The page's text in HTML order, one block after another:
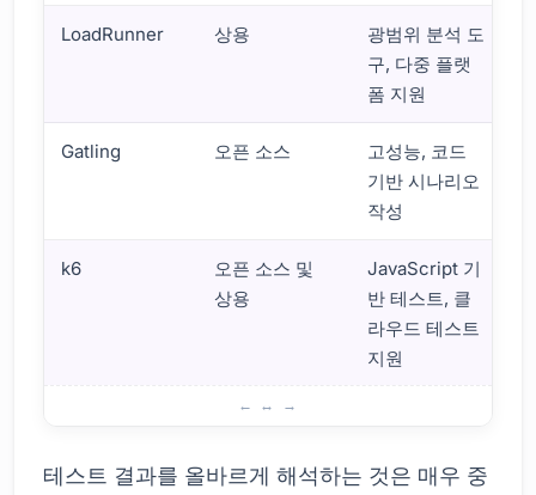
LoadRunner 상용
광범위 분석 도
구, 다중 플랫
폼 지원
Gatling 오픈 소스
고성능, 코드
기반 시나리오
작성
k6
오픈 소스 및
상용
JavaScript 기
반 테스트, 클
라우드 테스트
지원
테스트 결과를 올바르게 해석하는 것은 매우 중